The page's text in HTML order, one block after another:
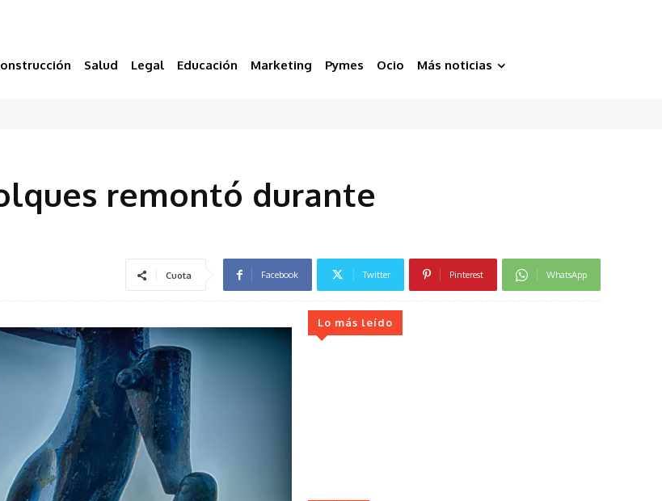
Salud Legal Educación Marketing Pymes Ocio Más noticias
remontó durante
Cuota Facebook Twitter Pinterest WhatsApp
Lo más leído